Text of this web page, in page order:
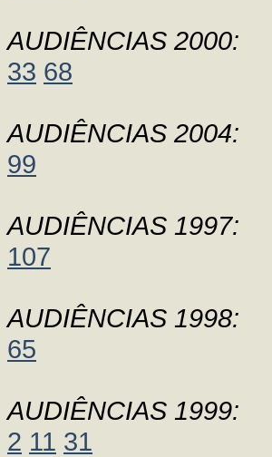
AUDIÊNCIAS 2000:
33 68
AUDIÊNCIAS 2004:
99
AUDIÊNCIAS 1997:
107
AUDIÊNCIAS 1998:
65
AUDIÊNCIAS 1999:
2 11 31